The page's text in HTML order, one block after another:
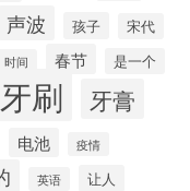
声波 孩子 宋代
时间 春节 是一个
牙刷 牙膏
电池 疫情
英语 让人